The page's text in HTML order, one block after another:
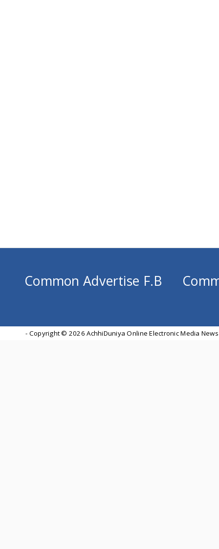
Common Advertise F.B
- Copyright © 2026 AchhiDuniya Online Electronic Media